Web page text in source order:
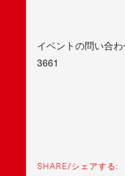
イベントの問い合
3661
SHARE/シェアする: